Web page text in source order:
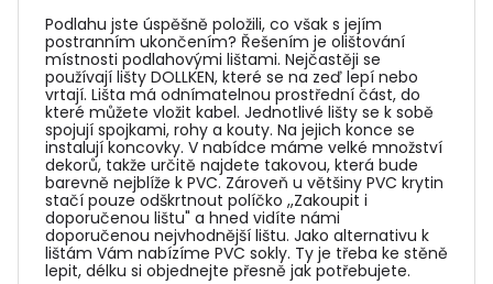
Podlahu jste úspěšně položili, co však s jejím
postranním ukončením? Řešením je olištování
místnosti podlahovými lištami. Nejčastěji se
používají lišty DOLLKEN, které se na zeď lepí nebo
vrtají. Lišta má odnímatelnou prostřední část, do
které můžete vložit kabel. Jednotlivé lišty se k sobě
spojují spojkami, rohy a kouty. Na jejich konce se
instalují koncovky. V nabídce máme velké množství
dekorů, takže určitě najdete takovou, která bude
barevně nejblíže k PVC. Zároveň u většiny PVC krytin
stačí pouze odškrtnout políčko ,,Zakoupit i
doporučenou lištu" a hned vidíte námi
doporučenou nejvhodnější lištu. Jako alternativu k
lištám Vám nabízíme PVC sokly. Ty je třeba ke stěně
lepit, délku si objednejte přesně jak potřebujete.